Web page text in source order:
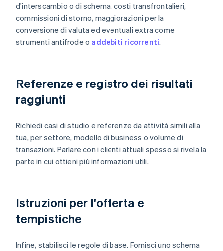
d'interscambio o di schema, costi transfrontalieri,
commissioni di storno, maggiorazioni per la
conversione di valuta ed eventuali extra come
strumenti antifrode o addebiti ricorrenti.
Referenze e registro dei risultati
raggiunti
Richiedi casi di studio e referenze da attività simili alla
tua, per settore, modello di business o volume di
transazioni. Parlare con i clienti attuali spesso si rivela la
parte in cui ottieni più informazioni utili.
Istruzioni per l'offerta e
tempistiche
Infine, stabilisci le regole di base. Fornisci uno schema